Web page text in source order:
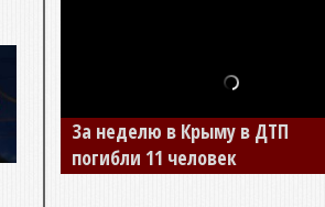
За неделю в Крыму в ДТП
погибли 11 человек
В Джанкое водитель ВАЗа сбил
двух детей на «зебре»